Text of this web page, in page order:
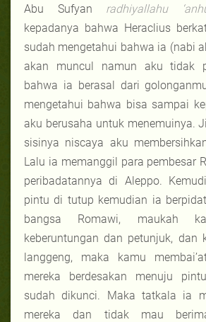
Abu Sufyan radhiyallahu
kepadanya bahwa Heraclius
sudah mengetahui bahwa ia (nabi
akan muncul namun aku tidak
bahwa ia berasal dari
mengetahui bahwa bisa sampai
aku berusaha untuk menemuinya.
sisinya niscaya aku
Lalu ia memanggil para pembesar
peribadatannya di Aleppo.
pintu di tutup kemudian ia
bangsa Romawi, maukah
keberuntungan dan petunjuk, dan
langgeng, maka kamu
mereka berdesakan menuju
sudah dikunci. Maka tatkala ia
mereka dan tidak mau